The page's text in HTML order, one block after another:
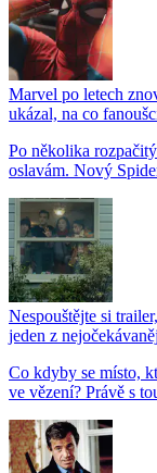
Marvel po letech
ukázal, na co
Po několika
oslavám. Nový
Nespouštějte si
jeden z
Co kdyby se místo,
ve vězení? Právě s